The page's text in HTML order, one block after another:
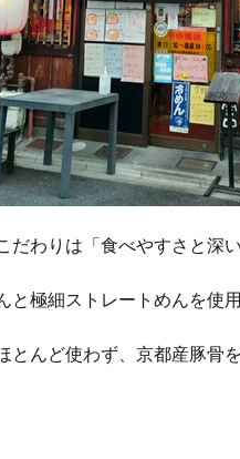
だわりは「食べやすさと深
と極細ストレートめんを使用
とんど使わず、京都産豚骨